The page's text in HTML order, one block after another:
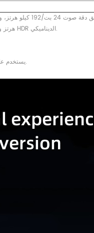
2. يدعم دقة 8K@60 هرتز ومتوافق مع الإصدارات السابقة مع درجات الدقة الأخرى ويدعم HDR الديناميكي.
5. يستخدم على نطاق واسع في الأماكن المرئية مثل صالات العرض، وجدران التلفاز، والمنازل.